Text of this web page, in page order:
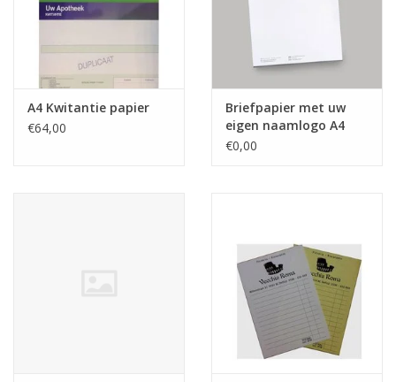
A4 Kwitantie papier
€64,00
Briefpapier met uw
eigen naamlogo A4
€0,00